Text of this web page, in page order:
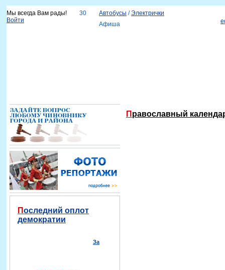
Мы всегда Вам рады!
Войти
30 Автобусы /Электрички
Афиша
Последний оплот
демократии
За
Православный